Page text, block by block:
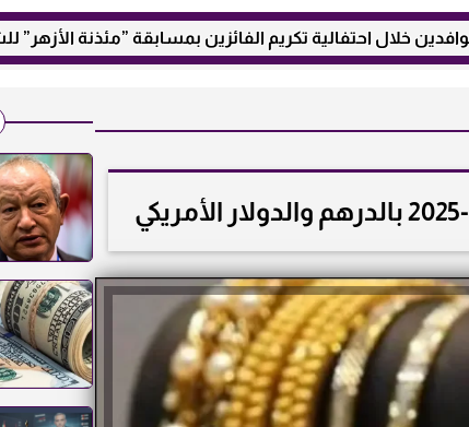
تكريم الفائزين بمسابقة ”مئذنة الأزهر” للشعر العربي